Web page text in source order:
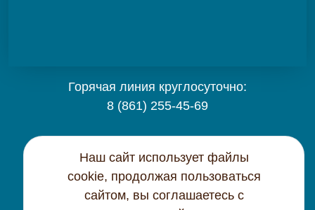
Горячая линия круглосуточно:
8 (861) 255-45-69
Контактная информация
Наш сайт использует файлы
cookie, продолжая пользоваться
сайтом, вы соглашаетесь с